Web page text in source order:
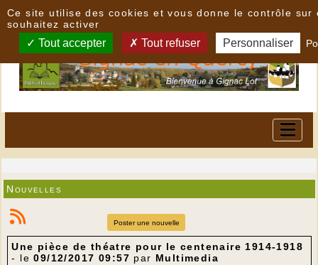
Nouvelles
Poster une nouvelle
Une pièce de théatre pour le centenaire 1914-1918
- le09/12/2017 09:57 par Multimedia
Ce site utilise des cookies et vous donne le contrôle sur
souhaitez activer
Tout accepter Tout refuser Personnaliser